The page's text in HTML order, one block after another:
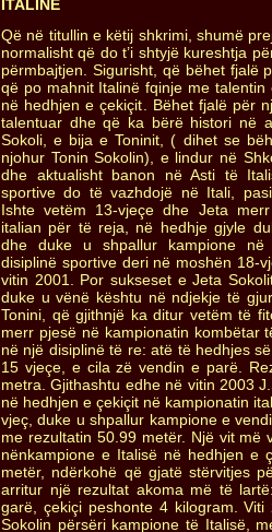
ITALINË
Që në titullin e këtij shkrimi, shumë
normalisht që do t’i shtyjë kureshtja
përmbajtjen. Sigurisht, që bëhet fjalë
që po mahnit Italinë fqinje me
në hedhjen e çekiçit. Bëhet fjalë për
talentuar dhe që ka bërë histori në
Sokoli, e bija e Toninit, ( dihet se
njohur Tonin Sokolin), e lindur në
dhe aktualisht banon në Asti të
sportive do të vazhdojë në Itali,
Ishte vetëm 13-vjeçe dhe Jeta
italian për të reja, në hedhje gjyle
dhe duke u shpallur kampione
disiplinë sportive deri në moshën 18-
vitin 2001. Por sukseset e Jeta
duke u vënë kështu në ndjekje të
Tonini, që gjithnjë ka ditur vetëm të
merr pjesë në kampionatin kombëtar
në një disiplinë të re: atë të hedhjes
15 vjeçe, e cila zë vendin e parë.
metra. Gjithashtu edhe në vitin 2003
në hedhjen e çekiçit në kampionatin
vjeç, duke u shpallur kampione e
me rezultatin 50.99 metër. Një vit më
nënkampione e Italisë në hedhjen e
metër, ndërkohë që gjatë stërvitjes
arritur një rezultat akoma më të
garë, çekiçi peshonte 4 kilogram.
Sokolin përsëri kampione të Italisë,